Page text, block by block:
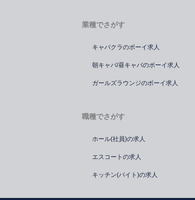
業種でさがす
キャバクラのボーイ求人
朝キャバ/昼キャバのボーイ求人
ガールズラウンジのボーイ求人
職種でさがす
ホール(社員)の求人
エスコートの求人
キッチン(バイト)の求人